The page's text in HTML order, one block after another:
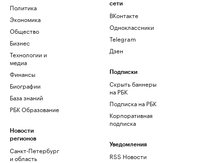
Политика
Экономика
Общество
Бизнес
Технологии и
медиа
Финансы
Биографии
База знаний
РБК Образование
Новости
регионов
Санкт-Петербург
и область
сети
ВКонтакте
Одноклассники
Telegram
Дзен
Подписки
Скрыть баннеры
на РБК
Подписка на РБК
Корпоративная
подписка
Уведомления
RSS Новости